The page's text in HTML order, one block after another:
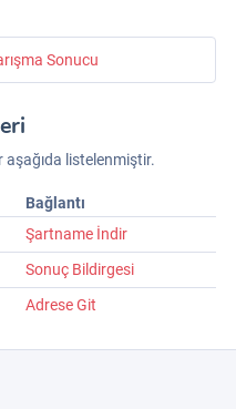
Sonucu
aşağıda listelenmiştir.
Bağlantı
Şartname İndir
Sonuç Bildirgesi
Adrese Git